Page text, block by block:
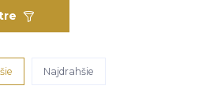
Najdrahšie